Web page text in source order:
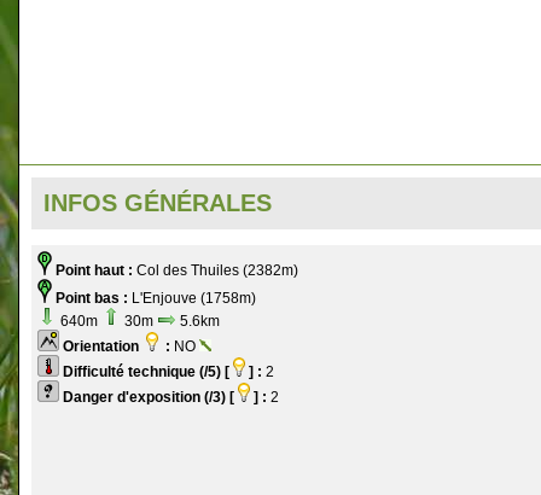
INFOS GÉNÉRALES
Point haut : Col des Thuiles (2382m)
Point bas : L'Enjouve (1758m)
640m
30m
5.6km
Orientation
: NO
Difficulté technique (/5) [
] : 2
Danger d'exposition (/3) [
] : 2